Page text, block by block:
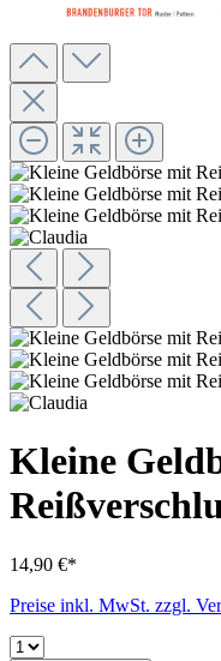
Kleine
14,90 €*
Preise inkl. MwSt. zzgl.